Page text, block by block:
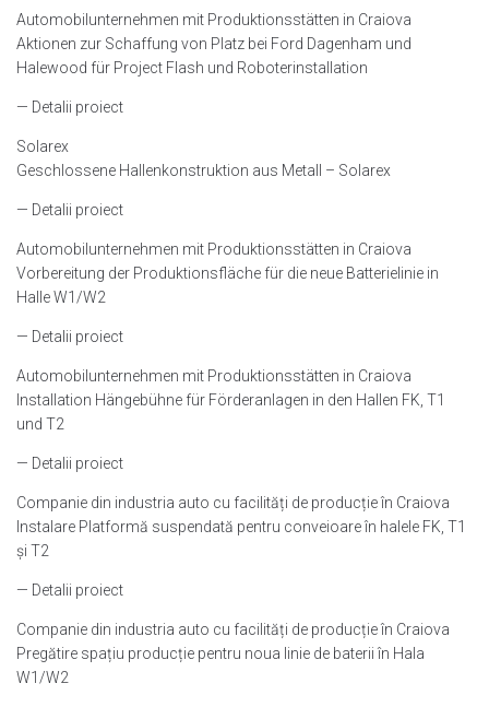
Automobilunternehmen mit Produktionsstätten in Craiova
Aktionen zur Schaffung von Platz bei Ford Dagenham und
Halewood für Project Flash und Roboterinstallation
— Detalii proiect
Solarex
Geschlossene Hallenkonstruktion aus Metall – Solarex
— Detalii proiect
Automobilunternehmen mit Produktionsstätten in Craiova
Vorbereitung der Produktionsfläche für die neue Batterielinie in
Halle W1/W2
— Detalii proiect
Automobilunternehmen mit Produktionsstätten in Craiova
Installation Hängebühne für Förderanlagen in den Hallen FK, T1
und T2
— Detalii proiect
Companie din industria auto cu facilități de producție în Craiova
Instalare Platformă suspendată pentru conveioare în halele FK, T1
și T2
— Detalii proiect
Companie din industria auto cu facilități de producție în Craiova
Pregătire spațiu producție pentru noua linie de baterii în Hala
W1/W2